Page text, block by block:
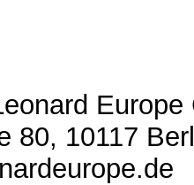
80, 10117